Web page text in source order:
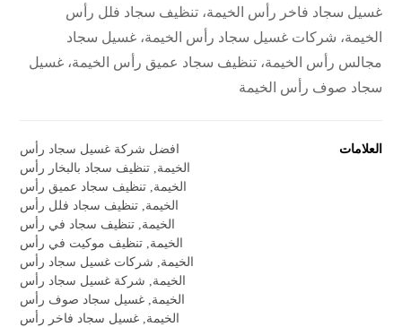
غسيل سجاد فاخر رأس الخيمة، تنظيف سجاد فلل رأس
الخيمة، شركات غسيل سجاد رأس الخيمة، غسيل سجاد
مجالس رأس الخيمة، تنظيف سجاد عميق رأس الخيمة، غسيل
سجاد صوف رأس الخيمة
العلامات
افضل شركة غسيل سجاد رأس
الخيمة, تنظيف سجاد بالبخار رأس
الخيمة, تنظيف سجاد عميق رأس
الخيمة, تنظيف سجاد فلل رأس
الخيمة, تنظيف سجاد في رأس
الخيمة, تنظيف موكيت في رأس
الخيمة, شركات غسيل سجاد رأس
الخيمة, شركة غسيل سجاد رأس
الخيمة, غسيل سجاد صوف رأس
الخيمة, غسيل سجاد فاخر رأس